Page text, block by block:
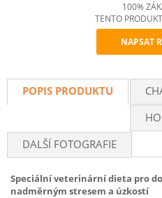
100%
TENTO
NAPSAT
POPIS PRODUKTU
DALŠÍ FOTOGRAFIE
Speciální veterinární dieta pro
nadměrným stresem a úzkostí